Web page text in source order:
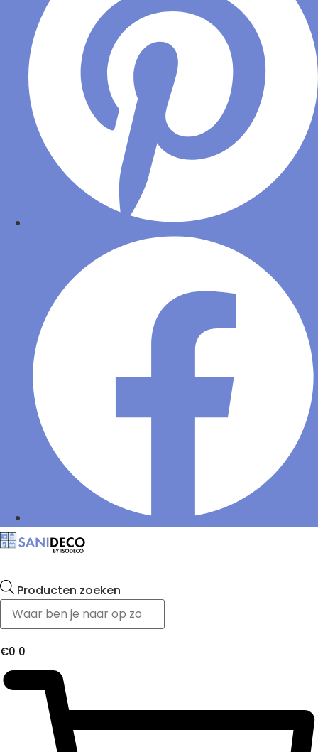
Producten zoeken
€0 0